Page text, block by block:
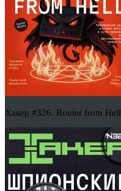
Хакер #326. Router from Hell